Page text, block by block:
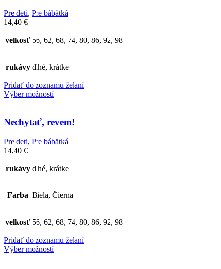
Pre deti, Pre bábätká
14,40 €
velkosť 56, 62, 68, 74, 80, 86, 92, 98
rukávy dlhé, krátke
Pridať do zoznamu želaní
Výber možností
Nechytať, revem!
Pre deti, Pre bábätká
14,40 €
rukávy dlhé, krátke
Farba Biela, Čierna
velkosť 56, 62, 68, 74, 80, 86, 92, 98
Pridať do zoznamu želaní
Výber možností